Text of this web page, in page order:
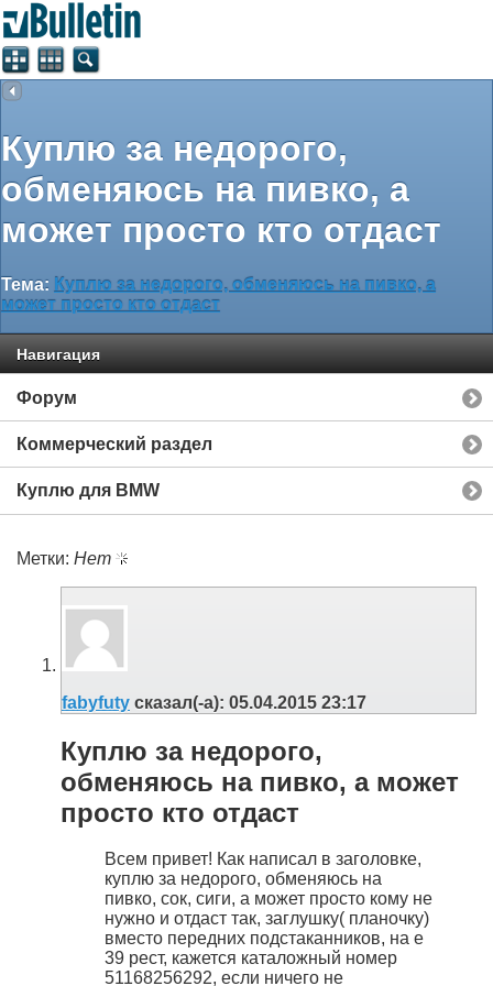
Куплю за недорого,
обменяюсь на пивко, а
может просто кто отдаст
Тема: Куплю за недорого, обменяюсь на пивко, а
может просто кто отдаст
Навигация
Форум
Коммерческий раздел
Куплю для BMW
Метки: Нет
fabyfuty сказал(-а): 05.04.2015 23:17
Куплю за недорого,
обменяюсь на пивко, а может
просто кто отдаст
Всем привет! Как написал в заголовке,
куплю за недорого, обменяюсь на
пивко, сок, сиги, а может просто кому не
нужно и отдаст так, заглушку( планочку)
вместо передних подстаканников, на е
39 рест, кажется каталожный номер
51168256292, если ничего не